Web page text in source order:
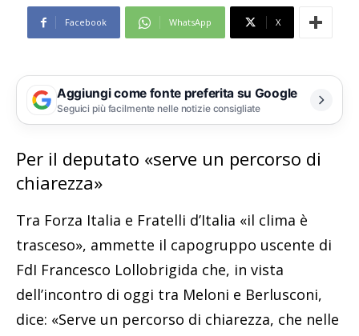
Facebook WhatsApp X
Aggiungi come fonte preferita su Google
Seguici più facilmente nelle notizie consigliate
Per il deputato «serve un percorso di
chiarezza»
Tra Forza Italia e Fratelli d’Italia «il clima è
trasceso», ammette il capogruppo uscente di
FdI Francesco Lollobrigida che, in vista
dell’incontro di oggi tra Meloni e Berlusconi,
dice: «Serve un percorso di chiarezza, che nelle